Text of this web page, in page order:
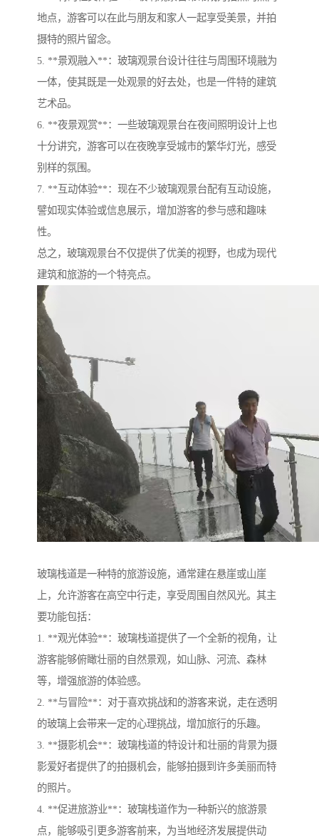
地点，游客可以在此与朋友和家人一起享受美景，并拍
摄特的照片留念。
5. **景观融入**：玻璃观景台设计往往与周围环境融为
一体，使其既是一处观景的好去处，也是一件特的建筑
艺术品。
6. **夜景观赏**：一些玻璃观景台在夜间照明设计上也
十分讲究，游客可以在夜晚享受城市的繁华灯光，感受
别样的氛围。
7. **互动体验**：现在不少玻璃观景台配有互动设施，
譬如现实体验或信息展示，增加游客的参与感和趣味
性。
总之，玻璃观景台不仅提供了优美的视野，也成为现代
建筑和旅游的一个特亮点。
玻璃栈道是一种特的旅游设施，通常建在悬崖或山崖
上，允许游客在高空中行走，享受周围自然风光。其主
要功能包括：
1. **观光体验**：玻璃栈道提供了一个全新的视角，让
游客能够俯瞰壮丽的自然景观，如山脉、河流、森林
等，增强旅游的体验感。
2. **与冒险**：对于喜欢挑战和的游客来说，走在透明
的玻璃上会带来一定的心理挑战，增加旅行的乐趣。
3. **摄影机会**：玻璃栈道的特设计和壮丽的背景为摄
影爱好者提供了的拍摄机会，能够拍摄到许多美丽而特
的照片。
4. **促进旅游业**：玻璃栈道作为一种新兴的旅游景
点，能够吸引更多游客前来，为当地经济发展提供动